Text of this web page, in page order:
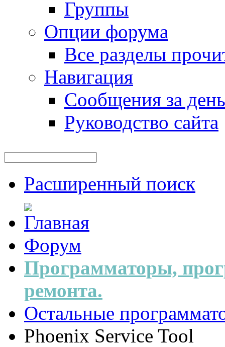
Группы
Опции форума
Все разделы
Навигация
Сообщения за день
Руководство сайта
Расширенный поиск
Форум
Программаторы,
ремонта.
Остальные
Phoenix Service Tool